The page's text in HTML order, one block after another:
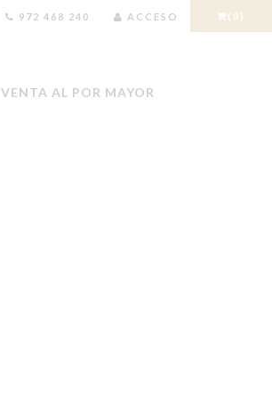
972 468 240 ACCESO (0)
VENTA AL POR MAYOR